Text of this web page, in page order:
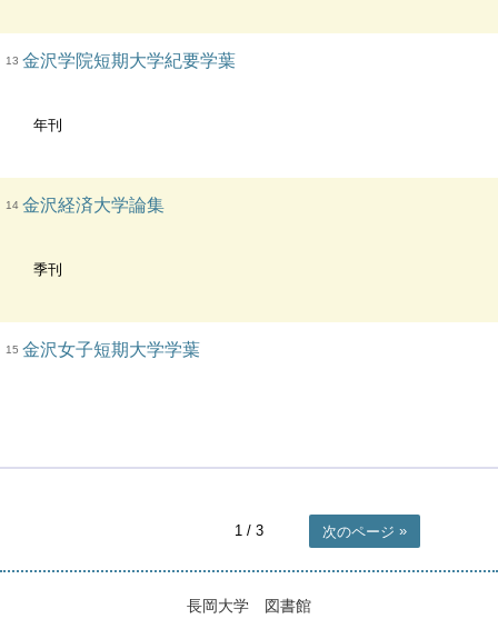
13 金沢学院短期大学紀要学葉
年刊
14 金沢経済大学論集
季刊
15 金沢女子短期大学学葉
1 / 3 次のページ
長岡大学 図書館